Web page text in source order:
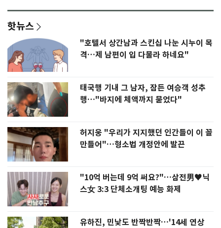
핫뉴스
"호텔서 상간남과 스킨십 나눈 시누이 목
격…제 남편이 입 다물라 하네요"
태국행 기내 그 남자, 잠든 여승객 성추
행…"바지에 체액까지 묻었다"
허지웅 "우리가 지지했던 인간들이 이 꼴
만들어"…형소법 개정안에 발끈
"10억 버는데 9억 써요?"…삼전男♥닉
스女 3:3 단체소개팅 예능 화제
유하진, 민낯도 반짝반짝…'14세 연상